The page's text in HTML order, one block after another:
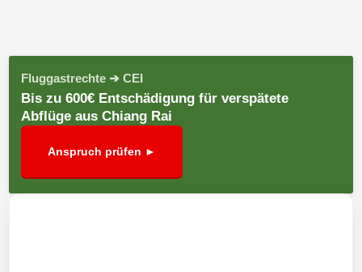
Fluggastrechte ➔ CEI
Bis zu 600€ Entschädigung für verspätete
Abflüge aus Chiang Rai
Anspruch prüfen ►